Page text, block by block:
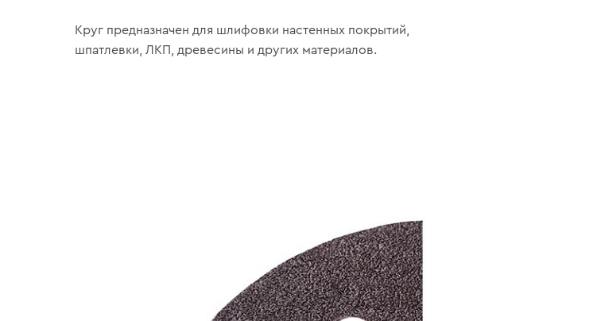
Круг предназначен для шлифовки настенных покрытий,
шпатлевки, ЛКП, древесины и других материалов.